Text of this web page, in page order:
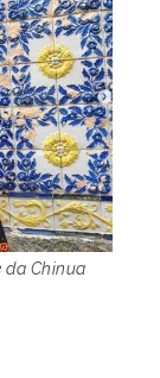
Chinua